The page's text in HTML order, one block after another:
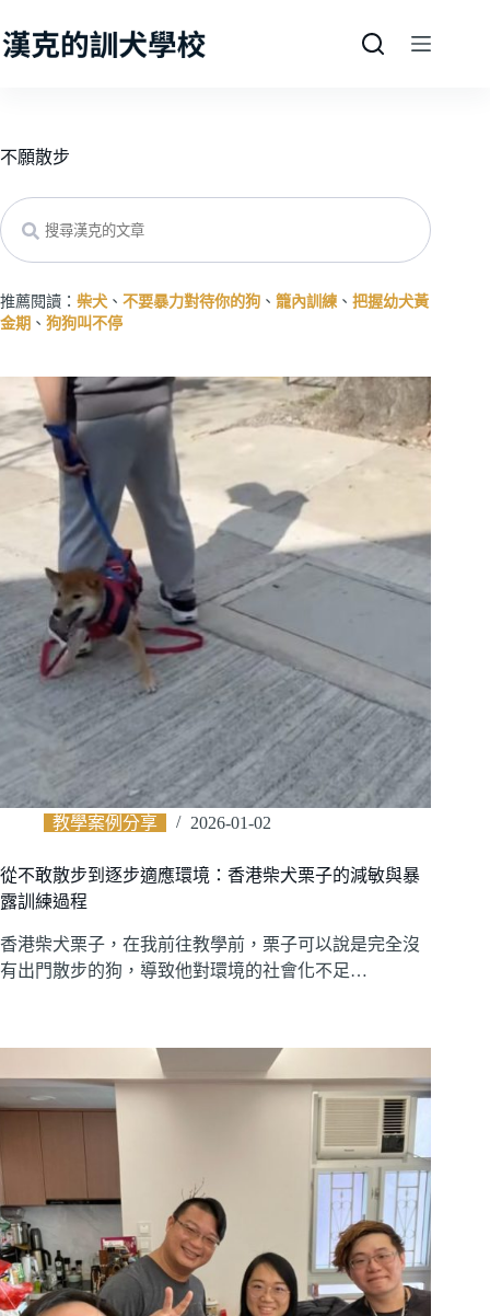
至
容
不願散步
Search
推薦閱讀： 柴犬 、 不要暴力對待你的狗 、 籠內訓練 、 把握幼犬黃
金期 、 狗狗叫不停
教學案例分享 2026-01-02
從不敢散步到逐步適應環境：香港柴犬栗子的減敏與暴
露訓練過程
香港柴犬栗子，在我前往教學前，栗子可以說是完全沒
有出門散步的狗，導致他對環境的社會化不足…